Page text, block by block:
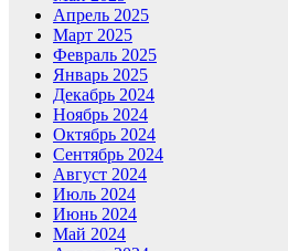
Апрель 2025
Март 2025
Февраль 2025
Январь 2025
Декабрь 2024
Ноябрь 2024
Октябрь 2024
Сентябрь 2024
Август 2024
Июль 2024
Июнь 2024
Май 2024